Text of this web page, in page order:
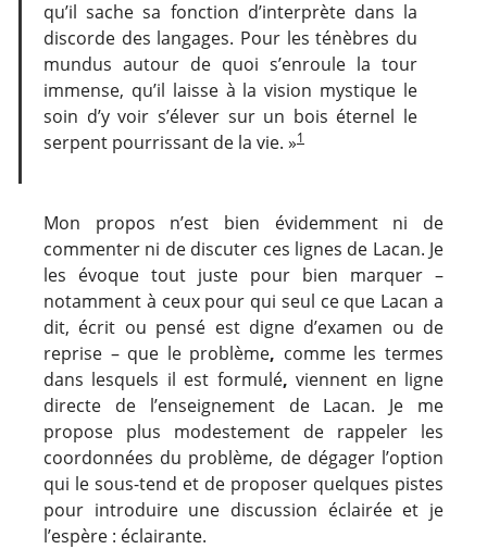
qu’il sache sa fonction d’interprète dans la
discorde des langages. Pour les ténèbres du
mundus autour de quoi s’enroule la tour
immense, qu’il laisse à la vision mystique le
soin d’y voir s’élever sur un bois éternel le
serpent pourrissant de la vie. »1
Mon propos n’est bien évidemment ni de
commenter ni de discuter ces lignes de Lacan. Je
les évoque tout juste pour bien marquer –
notamment à ceux pour qui seul ce que Lacan a
dit, écrit ou pensé est digne d’examen ou de
reprise – que le problème, comme les termes
dans lesquels il est formulé, viennent en ligne
directe de l’enseignement de Lacan. Je me
propose plus modestement de rappeler les
coordonnées du problème, de dégager l’option
qui le sous-tend et de proposer quelques pistes
pour introduire une discussion éclairée et je
l’espère : éclairante.